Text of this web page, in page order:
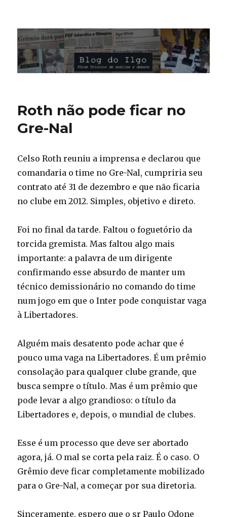
Blog do Ilgo Wink
Roth não pode ficar no
Gre-Nal
Celso Roth reuniu a imprensa e declarou que
comandaria o time no Gre-Nal, cumpriria seu
contrato até 31 de dezembro e que não ficaria
no clube em 2012. Simples, objetivo e direto.
Foi no final da tarde. Faltou o foguetório da
torcida gremista. Mas faltou algo mais
importante: a palavra de um dirigente
confirmando esse absurdo de manter um
técnico demissionário no comando do time
num jogo em que o Inter pode conquistar vaga
à Libertadores.
Alguém mais desatento pode achar que é
pouco uma vaga na Libertadores. É um prêmio
consolação para qualquer clube grande, que
busca sempre o título. Mas é um prêmio que
pode levar a algo grandioso: o título da
Libertadores e, depois, o mundial de clubes.
Esse é um processo que deve ser abortado
agora, já. O mal se corta pela raiz. É o caso. O
Grêmio deve ficar completamente mobilizado
para o Gre-Nal, a começar por sua diretoria.
Sinceramente, espero que o sr Paulo Odone